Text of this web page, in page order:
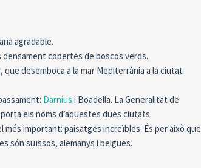
agradable.
cobertes de boscos verds.
que desemboca a la mar Mediterrània a la ciutat
Darnius i Boadella. La Generalitat de
els noms d’aquestes dues ciutats.
més important: paisatges increïbles. És per això que
són suïssos, alemanys i belgues.